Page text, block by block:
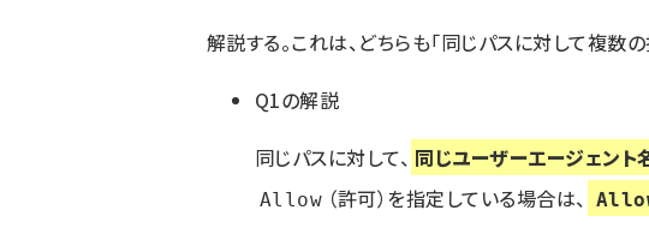
解説する。これは、どちらも「同じパスに対して複数
Q1の解説
同じパスに対して、 同じユーザーエージェント
Allow （許可）を指定している場合は、